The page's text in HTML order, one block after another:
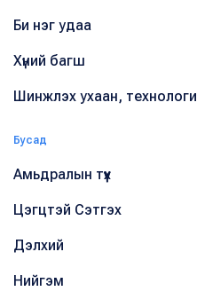
Би нэг удаа
Хүний багш
Шинжлэх ухаан, технологи
Бусад
Амьдралын түүх
Цэгцтэй Сэтгэх
Дэлхий
Нийгэм